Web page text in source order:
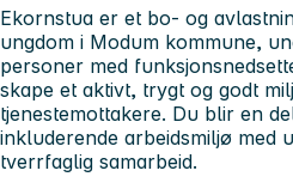
Ekornstua er et bo- og
ungdom i Modum kommune,
personer med
skape et aktivt, trygt og godt
tjenestemottakere. Du blir en
inkluderende arbeidsmiljø med
tverrfaglig samarbeid.